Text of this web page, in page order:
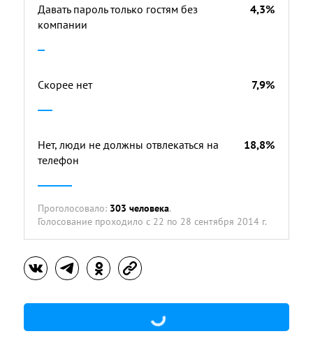
Давать пароль только гостям без
компании
4,3%
Скорее нет 7,9%
Нет, люди не должны отвлекаться на
телефон
18,8%
Проголосовало: 303 человека.
Голосование проходило с 22 по 28 сентября 2014 г.